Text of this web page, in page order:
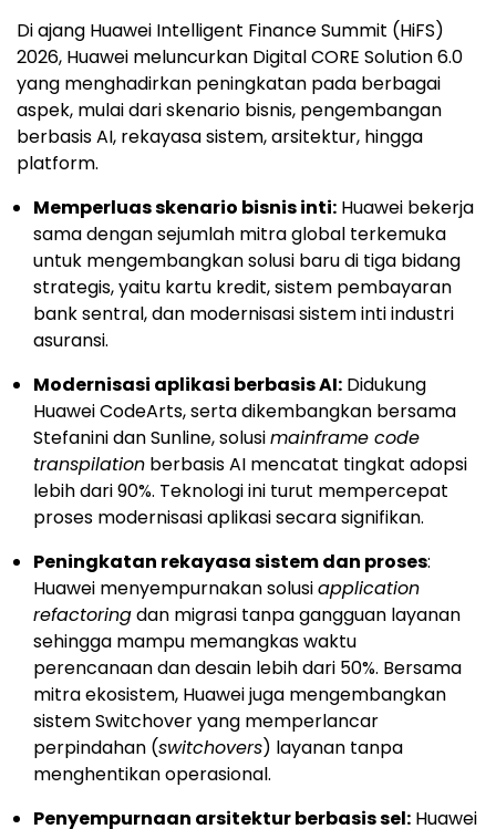
Di ajang Huawei Intelligent Finance Summit (HiFS)
2026, Huawei meluncurkan Digital CORE Solution 6.0
yang menghadirkan peningkatan pada berbagai
aspek, mulai dari skenario bisnis, pengembangan
berbasis AI, rekayasa sistem, arsitektur, hingga
platform.
Memperluas skenario bisnis inti: Huawei bekerja
sama dengan sejumlah mitra global terkemuka
untuk mengembangkan solusi baru di tiga bidang
strategis, yaitu kartu kredit, sistem pembayaran
bank sentral, dan modernisasi sistem inti industri
asuransi.
Modernisasi aplikasi berbasis AI: Didukung
Huawei CodeArts, serta dikembangkan bersama
Stefanini dan Sunline, solusimainframe code
transpilation berbasis AI mencatat tingkat adopsi
lebih dari 90%. Teknologi ini turut mempercepat
proses modernisasi aplikasi secara signifikan.
Peningkatan rekayasa sistem dan proses:
Huawei menyempurnakan solusiapplication
refactoringdan migrasi tanpa gangguan layanan
sehingga mampu memangkas waktu
perencanaan dan desain lebih dari 50%. Bersama
mitra ekosistem, Huawei juga mengembangkan
sistem Switchover yang memperlancar
perpindahan (switchovers) layanan tanpa
menghentikan operasional.
Penyempurnaan arsitektur berbasis sel: Huawei